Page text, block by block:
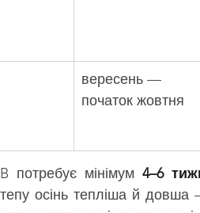
вересень —
початок жовтня
потребує мінімум 4–6
осінь тепліша й